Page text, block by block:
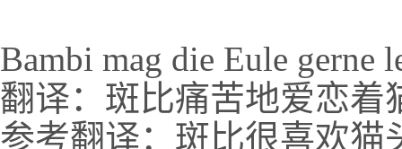
Bambi mag die Eule
翻译：斑比痛苦地爱恋着
参考翻译：斑比很喜欢猫